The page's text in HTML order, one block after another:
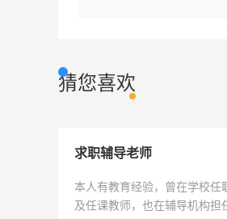
猜您喜欢
求职辅导老师
本人有教育经验，曾在学校任
及任课教师，也在辅导机构担